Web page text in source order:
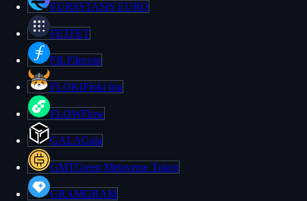
EURSSTASIS EURO
FETFET
FILFilecoin
FLOKIFloki Inu
FLOWFlow
GALAGala
GMTGreen Metaverse Token
GRAMGRAM